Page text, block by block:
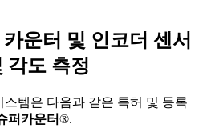
운터 및 인코더 센서
각도 측정
템은 다음과 같은 특허 및 등록
퍼카운터®.